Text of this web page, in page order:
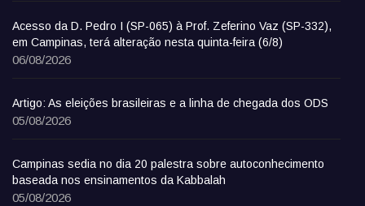
Acesso da D. Pedro I (SP-065) à Prof. Zeferino Vaz (SP-332),
em Campinas, terá alteração nesta quinta-feira (6/8)
06/08/2026
Artigo: As eleições brasileiras e a linha de chegada dos ODS
05/08/2026
Campinas sedia no dia 20 palestra sobre autoconhecimento
baseada nos ensinamentos da Kabbalah
05/08/2026